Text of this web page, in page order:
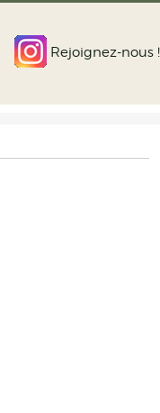
Rejoignez-nous !